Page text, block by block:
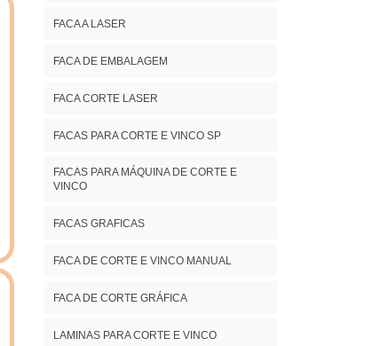
FACA A LASER
FACA DE EMBALAGEM
FACA CORTE LASER
FACAS PARA CORTE E VINCO SP
FACAS PARA MÁQUINA DE CORTE E
VINCO
FACAS GRAFICAS
FACA DE CORTE E VINCO MANUAL
FACA DE CORTE GRÁFICA
LAMINAS PARA CORTE E VINCO